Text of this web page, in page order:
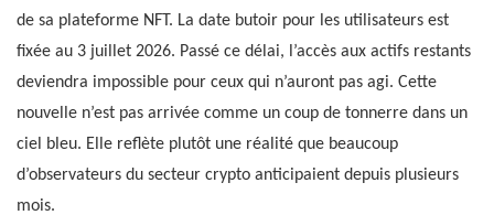
de sa plateforme NFT. La date butoir pour les utilisateurs est
fixée au 3 juillet 2026. Passé ce délai, l’accès aux actifs restants
deviendra impossible pour ceux qui n’auront pas agi. Cette
nouvelle n’est pas arrivée comme un coup de tonnerre dans un
ciel bleu. Elle reflète plutôt une réalité que beaucoup
d’observateurs du secteur crypto anticipaient depuis plusieurs
mois.